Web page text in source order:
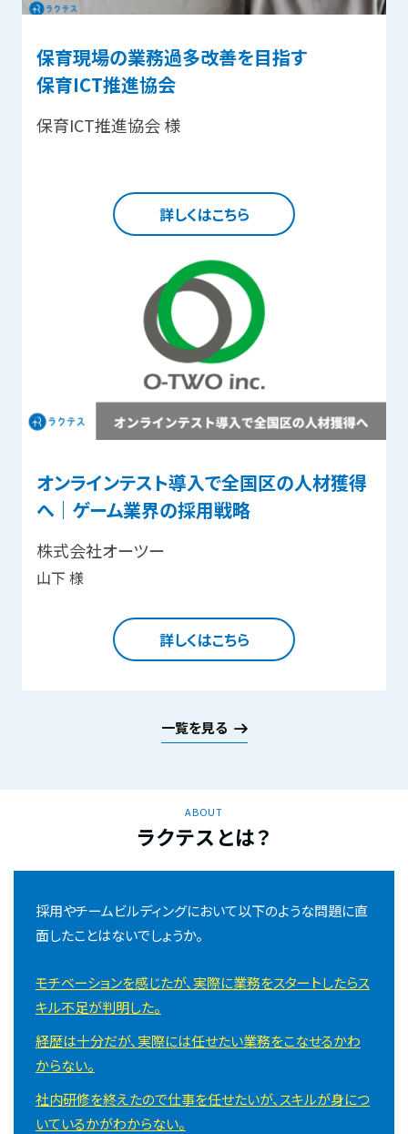
保育現場の業務過多改善を目指す
保育ICT推進協会
保育ICT推進協会 様
詳しくはこちら
オンラインテスト導入で全国区の人材獲得
へ｜ゲーム業界の採用戦略
株式会社オーツー
山下 様
詳しくはこちら
一覧を見る
ABOUT
ラクテスとは？
採用やチームビルディングにおいて以下のような問題に直
面したことはないでしょうか。
モチベーションを感じたが、実際に業務をスタートしたらス
キル不足が判明した。
経歴は十分だが、実際には任せたい業務をこなせるかわ
からない。
社内研修を終えたので仕事を任せたいが、スキルが身につ
いているかがわからない。